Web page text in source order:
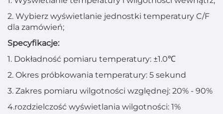
2. Wybierz wyświetlanie jednostki temperatury C/F
dla zamówień;
Specyfikacje:
1. Dokładność pomiaru temperatury: ±1.0℃
2. Okres próbkowania temperatury: 5 sekund
3. Zakres pomiaru wilgotności względnej: 20% - 90%
4.rozdzielczość wyświetlania wilgotności: 1%